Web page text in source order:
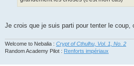
Je crois que je suis parti pour tenter le coup,
Welcome to Nebalia : Crypt of Cthulhu, Vol. 1, No. 2
Random Academy Pilot : Renforts impériaux